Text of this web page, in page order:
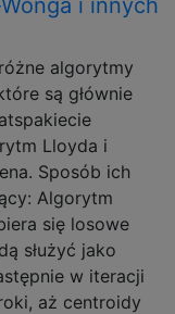
algorytmy
są głównie
Lloyda i
Sposób ich
Algorytm
się losowe
służyć jako
w iteracji
aż centroidy